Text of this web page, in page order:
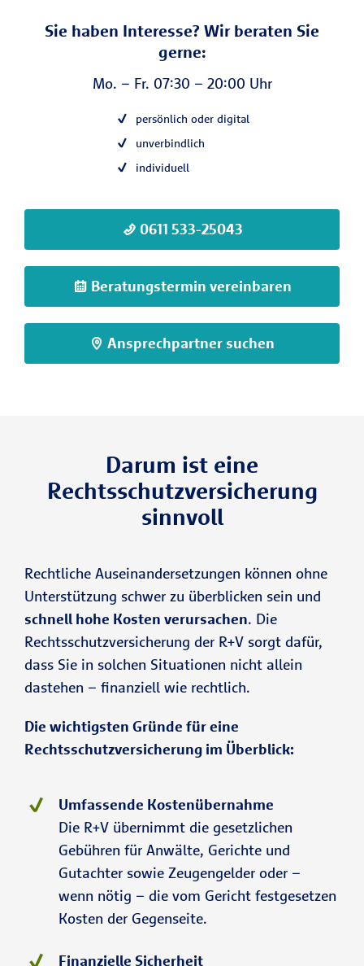
Sie haben Interesse? Wir beraten Sie
gerne:
Mo. – Fr. 07:30 – 20:00 Uhr
persönlich oder digital
unverbindlich
individuell
0611 533-25043
Beratungstermin vereinbaren
Ansprechpartner suchen
Darum ist eine
Rechtsschutzversicherung
sinnvoll
Rechtliche Auseinandersetzungen können ohne
Unterstützung schwer zu überblicken sein und
schnell hohe Kosten verursachen. Die
Rechtsschutzversicherung der R+V sorgt dafür,
dass Sie in solchen Situationen nicht allein
dastehen – finanziell wie rechtlich.
Die wichtigsten Gründe für eine
Rechtsschutzversicherung im Überblick:
Umfassende Kostenübernahme
Die R+V übernimmt die gesetzlichen
Gebühren für Anwälte, Gerichte und
Gutachter sowie Zeugengelder oder –
wenn nötig – die vom Gericht festgesetzen
Kosten der Gegenseite.
Finanzielle Sicherheit